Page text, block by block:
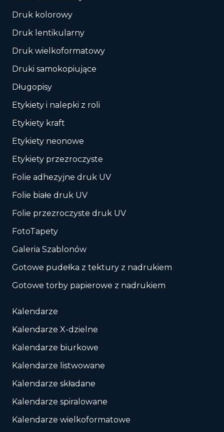
Druk kolorowy
Druk lentikularny
Druk wielkoformatowy
Druki samokopiujące
Długopisy
Etykiety i nalepki z roli
Etykiety kraft
Etykiety neonowe
Etykiety przezroczyste
Folie adhezyjne druk UV
Folie białe druk UV
Folie przezroczyste druk UV
FotoTapety
Galeria Szablonów
Gotowe pudełka z tektury z nadrukiem
Gotowe torby papierowe z nadrukiem
Kalendarze
Kalendarze X-dzielne
Kalendarze biurkowe
Kalendarze listwowane
Kalendarze składane
Kalendarze spiralowane
Kalendarze wielkoformatowe